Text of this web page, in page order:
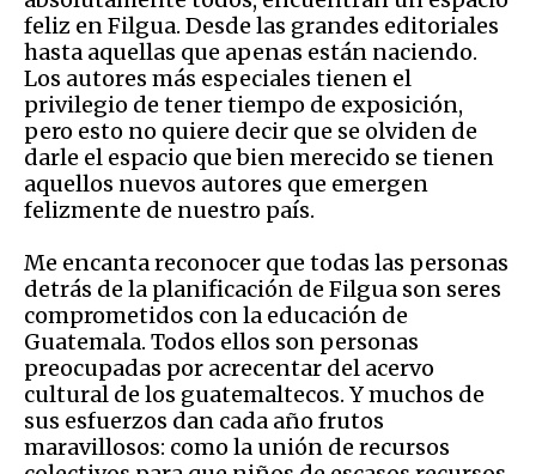
feliz en Filgua. Desde las grandes editoriales
hasta aquellas que apenas están naciendo.
Los autores más especiales tienen el
privilegio de tener tiempo de exposición,
pero esto no quiere decir que se olviden de
darle el espacio que bien merecido se tienen
aquellos nuevos autores que emergen
felizmente de nuestro país.
Me encanta reconocer que todas las personas
detrás de la planificación de Filgua son seres
comprometidos con la educación de
Guatemala. Todos ellos son personas
preocupadas por acrecentar del acervo
cultural de los guatemaltecos. Y muchos de
sus esfuerzos dan cada año frutos
maravillosos: como la unión de recursos